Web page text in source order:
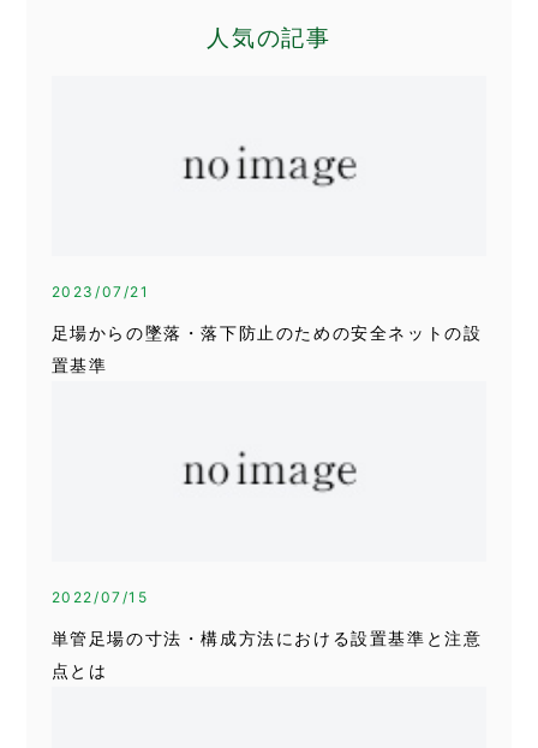
人気の記事
2023/07/21
足場からの墜落・落下防止のための安全ネットの設
置基準
2022/07/15
単管足場の寸法・構成方法における設置基準と注意
点とは